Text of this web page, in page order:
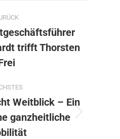
Vorheriger
Beitrag:
trifft Thorsten
Nächster
Beitrag:
Weitblick – Ein
ganzheitliche